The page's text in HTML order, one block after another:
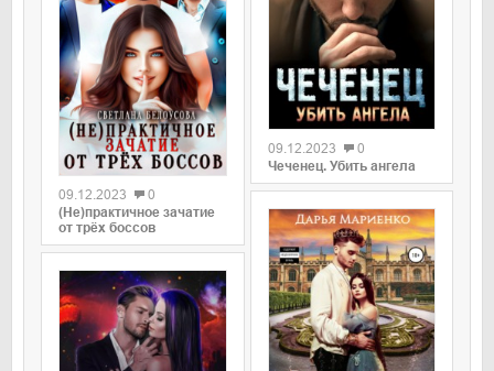
09.12.2023
0
(Не)практичное зачатие
от трёх боссов
09.12.2023
0
Чеченец. Убить ангела